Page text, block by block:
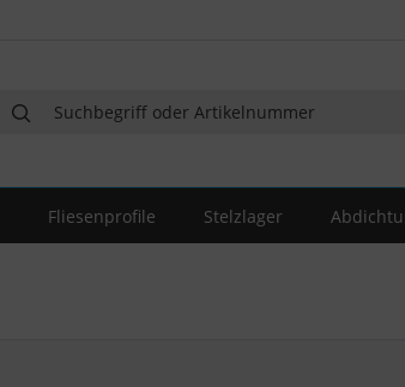
Fliesenprofile Stelzlager